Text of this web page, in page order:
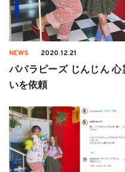
NEWS 2020.12.21
パパラピーズ じんじん
いを依頼